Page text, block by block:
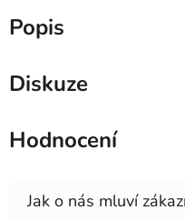
Popis
Diskuze
Hodnocení